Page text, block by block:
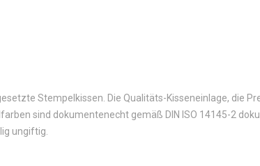
Stempelkissen. Die Qualitäts-Kisseneinlage, die
sind dokumentenecht gemäß DIN ISO 14145-2
ungiftig.